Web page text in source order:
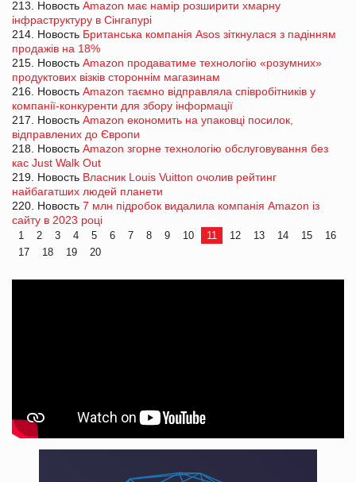
213. Новость Amazon має намір розширити хмарну
інфраструктуру в Сінгапурі
214. Новость Британська компанія Asos зіткнулася з падінням
продажів на 18%
215. Новость Amazon продаватиме технологію «розумних»
продуктових візків стороннім магазинам
216. Новость Amazon таємно відправляла співробітників у
компанії-конкуренти для збору інформації
217. Новость Amazon економить на упаковці посилок,
відправлених до Європи
218. Новость Amazon згорне технологію обслуговування без
кас Just Walk Out
219. Новость Власник Louis Vuitton очолив рейтинг
найбагатших людей планети
220. Новость 7 млн підробок видалила компанія Amazon із
сайту в 2023 році
1 2 3 4 5 6 7 8 9 10 11 12 13 14 15
16
17
18 19 20